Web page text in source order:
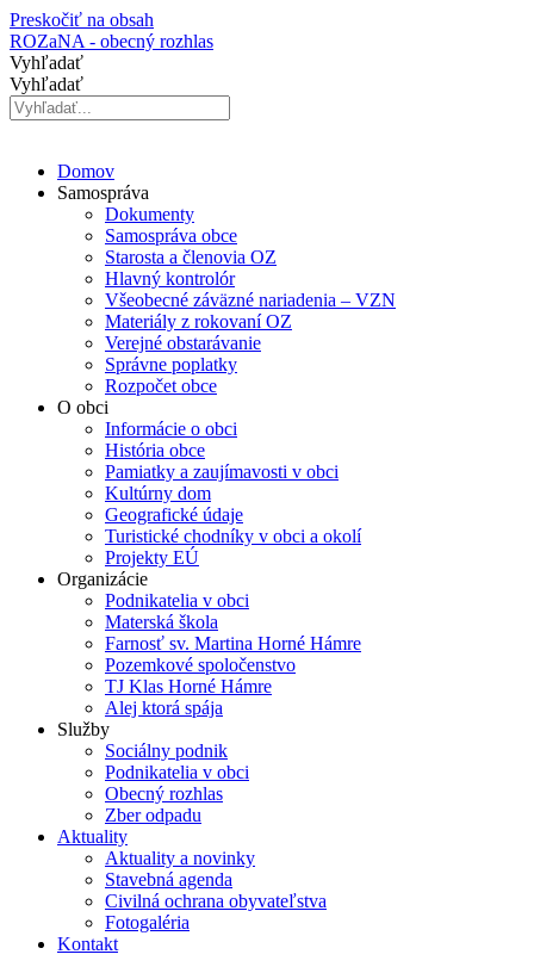
Preskočiť na obsah
ROZaNA - obecný rozhlas
Vyhľadať
Vyhľadať
Domov
Samospráva
Dokumenty
Samospráva obce
Starosta a členovia OZ
Hlavný kontrolór
Všeobecné záväzné nariadenia – VZN
Materiály z rokovaní OZ
Verejné obstarávanie
Správne poplatky
Rozpočet obce
O obci
Informácie o obci
História obce
Pamiatky a zaujímavosti v obci
Kultúrny dom
Geografické údaje
Turistické chodníky v obci a okolí
Projekty EÚ
Organizácie
Podnikatelia v obci
Materská škola
Farnosť sv. Martina Horné Hámre
Pozemkové spoločenstvo
TJ Klas Horné Hámre
Alej ktorá spája
Služby
Sociálny podnik
Podnikatelia v obci
Obecný rozhlas
Zber odpadu
Aktuality
Aktuality a novinky
Stavebná agenda
Civilná ochrana obyvateľstva
Fotogaléria
Kontakt